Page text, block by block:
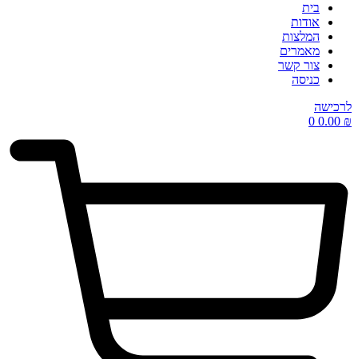
בית
אודות
המלצות
מאמרים
צור קשר
כניסה
לרכישה
0.00 ₪
0